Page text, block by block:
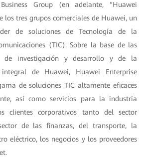
Group (en adelante, “Huawei
los tres grupos comerciales de Huawei, un
de soluciones de Tecnología de la
(TIC). Sobre la base de las
de investigación y desarrollo y de la
integral de Huawei, Huawei Enterprise
de soluciones TIC altamente eficaces
así como servicios para la industria
clientes corporativos tanto del sector
de las finanzas, del transporte, la
eléctrico, los negocios y los proveedores